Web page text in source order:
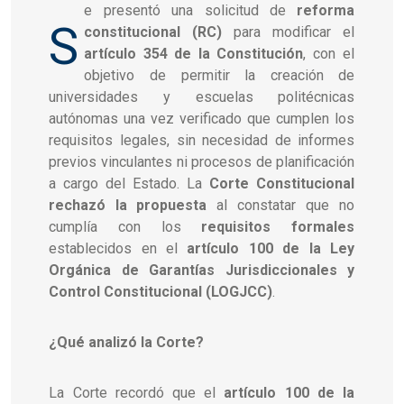
S
e presentó una solicitud de reforma
constitucional (RC) para modificar el
artículo 354 de la Constitución, con el
objetivo de permitir la creación de
universidades y escuelas politécnicas
autónomas una vez verificado que cumplen los
requisitos legales, sin necesidad de informes
previos vinculantes ni procesos de planificación
a cargo del Estado. La Corte Constitucional
rechazó la propuesta al constatar que no
cumplía con los requisitos formales
establecidos en el artículo 100 de la Ley
Orgánica de Garantías Jurisdiccionales y
Control Constitucional (LOGJCC).
¿Qué analizó la Corte?
La Corte recordó que el artículo 100 de la